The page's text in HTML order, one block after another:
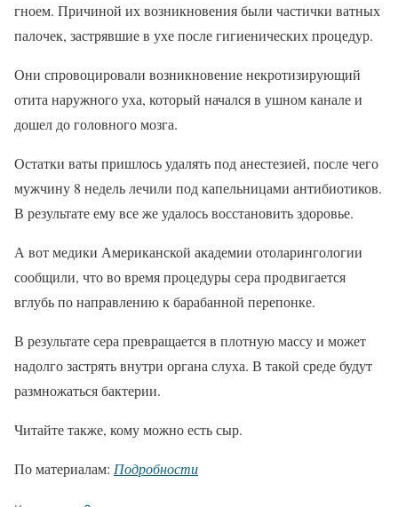
гноем. Причиной их возникновения были частички ватных
палочек, застрявшие в ухе после гигиенических процедур.
Они спровоцировали возникновение некротизирующий
отита наружного уха, который начался в ушном канале и
дошел до головного мозга.
Остатки ваты пришлось удалять под анестезией, после чего
мужчину 8 недель лечили под капельницами антибиотиков.
В результате ему все же удалось восстановить здоровье.
А вот медики Американской академии отоларингологии
сообщили, что во время процедуры сера продвигается
вглубь по направлению к барабанной перепонке.
В результате сера превращается в плотную массу и может
надолго застрять внутри органа слуха. В такой среде будут
размножаться бактерии.
Читайте также, кому можно есть сыр.
По материалам: Подробности